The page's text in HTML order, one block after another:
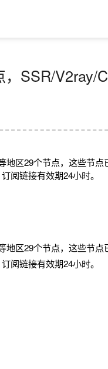
SSR/V2ray/
区29个节点，这些节
阅链接有效期24小时。
区29个节点，这些节
阅链接有效期24小时。